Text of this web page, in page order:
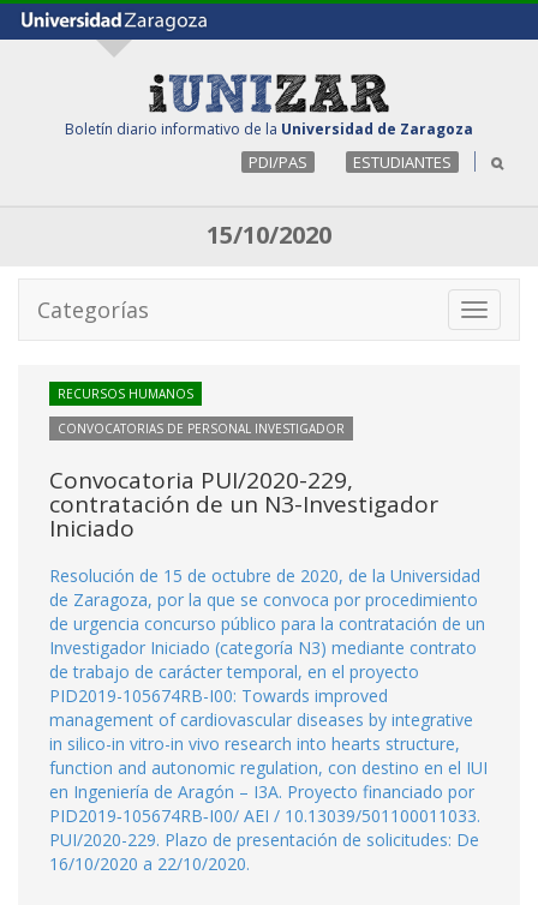
Boletín diario informativo de la Universidad de Zaragoza
PDI/PAS ESTUDIANTES
15/10/2020
Toggle
Categorías
RECURSOS HUMANOS
CONVOCATORIAS DE PERSONAL INVESTIGADOR
Convocatoria PUI/2020-229,
contratación de un N3-Investigador
Iniciado
Resolución de 15 de octubre de 2020, de la Universidad
de Zaragoza, por la que se convoca por procedimiento
de urgencia concurso público para la contratación de un
Investigador Iniciado (categoría N3) mediante contrato
de trabajo de carácter temporal, en el proyecto
PID2019-105674RB-I00: Towards improved
management of cardiovascular diseases by integrative
in silico-in vitro-in vivo research into hearts structure,
function and autonomic regulation, con destino en el IUI
en Ingeniería de Aragón – I3A. Proyecto financiado por
PID2019‐105674RB‐I00/ AEI / 10.13039/501100011033.
PUI/2020-229. Plazo de presentación de solicitudes: De
16/10/2020 a 22/10/2020.